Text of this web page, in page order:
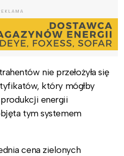
nie przełożyła się
który mógłby
energii
tym systemem
cena zielonych